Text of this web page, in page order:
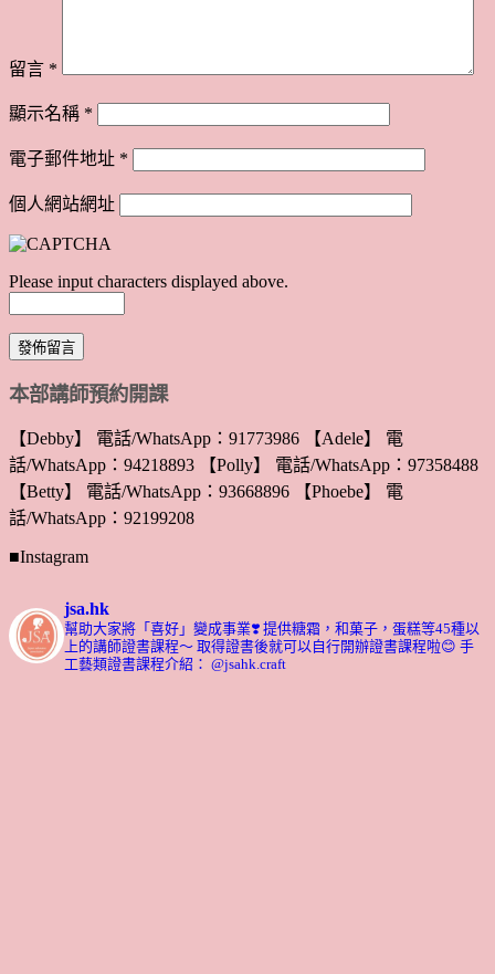
留言 *
顯示名稱 *
電子郵件地址 *
個人網站網址
Please input characters displayed above.
本部講師預約開課
【Debby】 電話/WhatsApp：91773986 【Adele】 電
話/WhatsApp：94218893 【Polly】 電話/WhatsApp：97358488
【Betty】 電話/WhatsApp：93668896 【Phoebe】 電
話/WhatsApp：92199208
■Instagram
jsa.hk
幫助大家將「喜好」變成事業❣️ 提供糖霜，和菓子，蛋糕等45種以
上的講師證書課程～ 取得證書後就可以自行開辦證書課程啦😊 手
工藝類證書課程介紹： @jsahk.craft